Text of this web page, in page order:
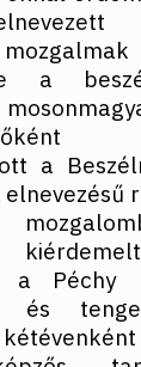
a
a
elnevezésű
a Péchy
és